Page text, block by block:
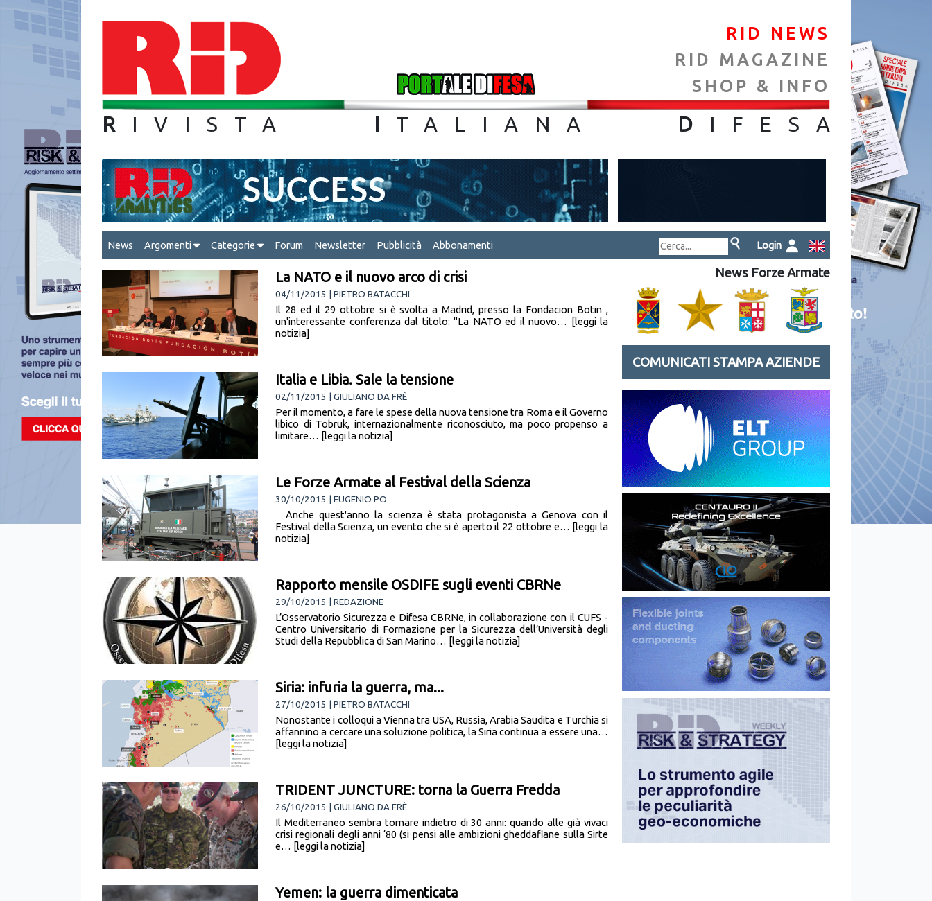
RID NEWS
RID MAGAZINE
SHOP & INFO
R IVISTA I TALIANA D IFES A
News Argomenti Categorie Forum Newsletter Pubblicità Abbonamenti Login
La NATO e il nuovo arco di crisi
04/11/2015 | PIETRO BATACCHI
Il 28 ed il 29 ottobre si è svolta a Madrid, presso la Fondacion Botin ,
un'interessante conferenza dal titolo: "La NATO ed il nuovo… [leggi la
notizia]
Italia e Libia. Sale la tensione
02/11/2015 | GIULIANO DA FRÈ
Per il momento, a fare le spese della nuova tensione tra Roma e il Governo
libico di Tobruk, internazionalmente riconosciuto, ma poco propenso a
limitare… [leggi la notizia]
Le Forze Armate al Festival della Scienza
30/10/2015 | EUGENIO PO
Anche quest'anno la scienza è stata protagonista a Genova con il
Festival della Scienza, un evento che si è aperto il 22 ottobre e… [leggi la
notizia]
Rapporto mensile OSDIFE sugli eventi CBRNe
29/10/2015 | REDAZIONE
L’Osservatorio Sicurezza e Difesa CBRNe, in collaborazione con il CUFS -
Centro Universitario di Formazione per la Sicurezza dell’Università degli
Studi della Repubblica di San Marino… [leggi la notizia]
Siria: infuria la guerra, ma...
27/10/2015 | PIETRO BATACCHI
Nonostante i colloqui a Vienna tra USA, Russia, Arabia Saudita e Turchia si
affannino a cercare una soluzione politica, la Siria continua a essere una…
[leggi la notizia]
TRIDENT JUNCTURE: torna la Guerra Fredda
26/10/2015 | GIULIANO DA FRÈ
Il Mediterraneo sembra tornare indietro di 30 anni: quando alle già vivaci
crisi regionali degli anni ‘80 (si pensi alle ambizioni gheddafiane sulla Sirte
e… [leggi la notizia]
Yemen: la guerra dimenticata
News Forze Armate
COMUNICATI STAMPA AZIENDE